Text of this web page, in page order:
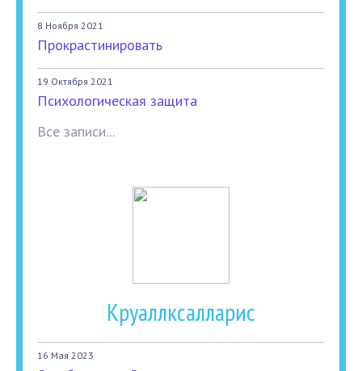
8 Ноября 2021
Прокрастинировать
19 Октября 2021
Психологическая защита
Все записи...
Круаллксалларис
16 Мая 2023